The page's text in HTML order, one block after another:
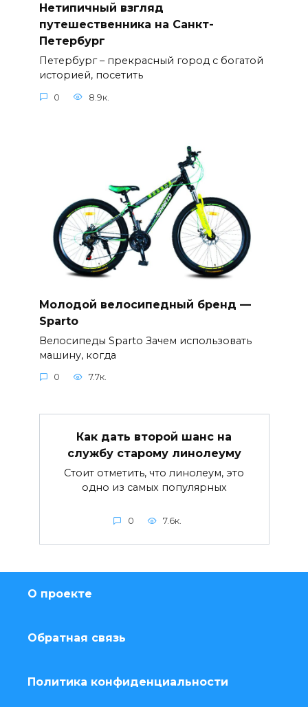
Нетипичный взгляд
путешественника на Санкт-
Петербург
Петербург – прекрасный город с богатой
историей, посетить
0 8.9к.
Молодой велосипедный бренд —
Sparto
Велосипеды Sparto Зачем использовать
машину, когда
0 7.7к.
Как дать второй шанс на
службу старому линолеуму
Стоит отметить, что линолеум, это
одно из самых популярных
0 7.6к.
О проекте
Обратная связь
Политика конфиденциальности